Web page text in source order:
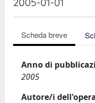
Scheda breve
Anno di
2005
Autore/i